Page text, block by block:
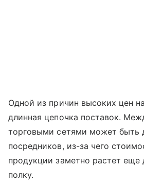
Одной из причин высоких цен
длинная цепочка поставок.
торговыми сетями может быть
посредников, из-за чего
продукции заметно растет еще
полку.